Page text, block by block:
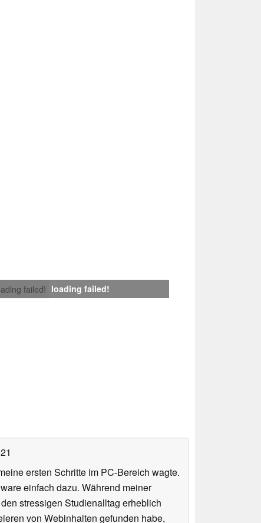
failed! loading failed!
ersten Schritte im PC-Bereich wagte.
einfach dazu. Während meiner
stressigen Studienalltag erheblich
von Webinhalten gefunden habe,